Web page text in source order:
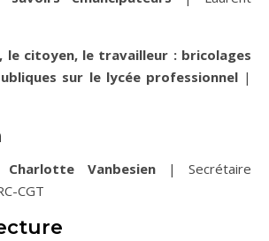
le citoyen, le travailleur : bricolages
sur le lycée professionnel|
Vanbesien| Secrétaire
CGT